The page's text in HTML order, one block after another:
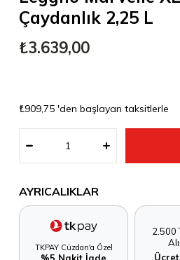
Çaydanlık 2,25 L
₺3.639,00
₺909,75 'den başlayan taksitlerle
AYRICALIKLAR
TKPAY Cüzdan'a Özel
%5 Nakit İade
2.500